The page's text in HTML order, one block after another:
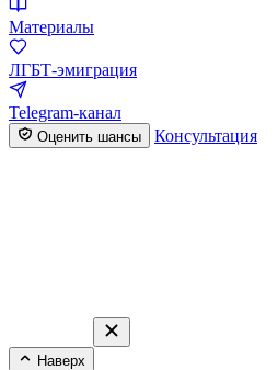
Материалы
ЛГБТ-эмиграция
Telegram-канал
Оценить шансы Консультация
Наверх